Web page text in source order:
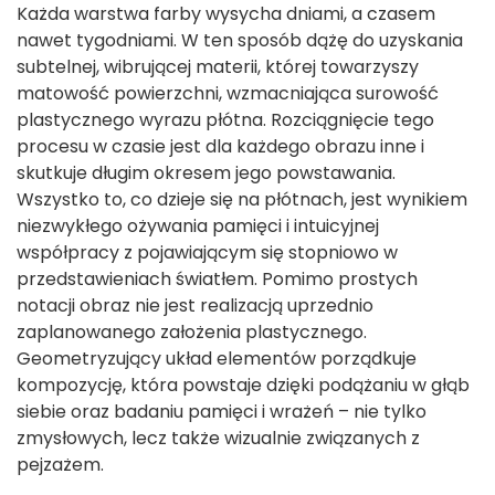
Każda warstwa farby wysycha dniami, a czasem
nawet tygodniami. W ten sposób dążę do uzyskania
subtelnej, wibrującej materii, której towarzyszy
matowość powierzchni, wzmacniająca surowość
plastycznego wyrazu płótna. Rozciągnięcie tego
procesu w czasie jest dla każdego obrazu inne i
skutkuje długim okresem jego powstawania.
Wszystko to, co dzieje się na płótnach, jest wynikiem
niezwykłego ożywania pamięci i intuicyjnej
współpracy z pojawiającym się stopniowo w
przedstawieniach światłem. Pomimo prostych
notacji obraz nie jest realizacją uprzednio
zaplanowanego założenia plastycznego.
Geometryzujący układ elementów porządkuje
kompozycję, która powstaje dzięki podążaniu w głąb
siebie oraz badaniu pamięci i wrażeń – nie tylko
zmysłowych, lecz także wizualnie związanych z
pejzażem.